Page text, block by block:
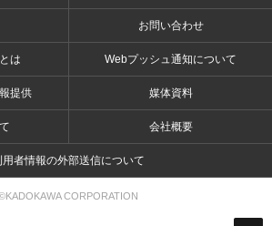
お問い合わせ
は Webプッシュ通知について
提供 媒体資料
会社概要
用者情報の外部送信について
CORPORATION